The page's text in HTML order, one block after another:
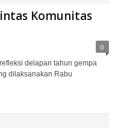
Komunitas
0
delapan tahun gempa
dilaksanakan Rabu